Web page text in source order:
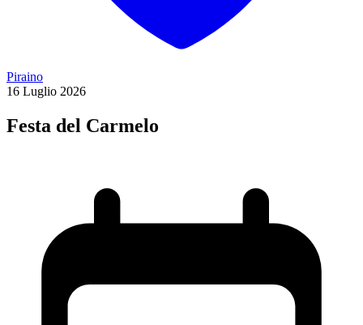
Piraino
16 Luglio 2026
Festa del Carmelo